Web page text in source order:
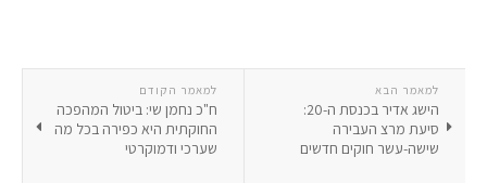
למאמר הקודם
ח"כ נחמן שי: ביטול המהפכה
החוקתית היא כפירה בכל מה
שערכי ודמוקרטי
למאמר הבא
‏הישג אדיר בכנסת ה-20:
סיעת מרצ העבירה
שישה-עשר חוקים חדשים